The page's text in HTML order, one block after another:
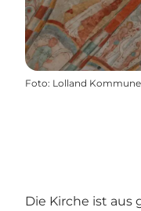
Foto: Lolland Kommune
Die Kirche ist aus